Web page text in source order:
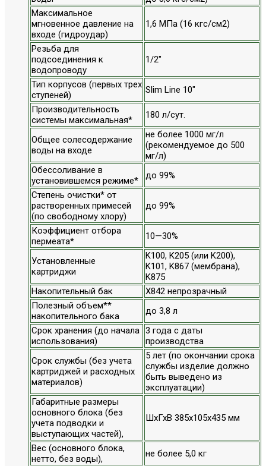
Максимальное
мгновенное давление на
входе (гидроудар)
1,6 МПа (16 кгс/см2)
Резьба для
подсоединения к
водопроводу
1/2"
Тип корпусов (первых трех
ступеней)
Slim Line 10"
Производительность
системы максимальная*
180 л/сут.
Общее солесодержание
воды на входе
не более 1000 мг/л
(рекомендуемое до 500
мг/л)
Обессоливание в
установившемся режиме*
до 99%
Степень очистки* от
растворенных примесей
(по свободному хлору)
до 99%
Коэффициент отбора
пермеата*
10—30%
Установленные
картриджи
K100, K205 (или K200),
K101, K867 (мембрана),
K875
Накопительный бак
X842 непрозрачный
Полезный объем**
накопительного бака
до 3,8 л
Срок хранения (до начала
использования)
3 года с даты
производства
Срок службы (без учета
картриджей и расходных
материалов)
5 лет (по окончании срока
службы изделие должно
быть выведено из
эксплуатации)
Габаритные размеры
основного блока (без
учета подводки и
выступающих частей),
ШхГхВ 385x105x435 мм
Вес (основного блока,
нетто, без воды),
не более 5,0 кг